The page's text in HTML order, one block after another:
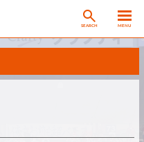
SEARCH MENU